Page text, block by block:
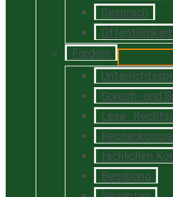
Gespräch
Öffentlichkeit
Fördern
Sprech- und
Lese-
fachlichen
Begabung